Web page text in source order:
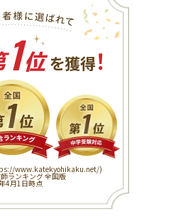
1位を獲得！
www.katekyohikaku.net/)
ランキング 全国版
4月1日時点